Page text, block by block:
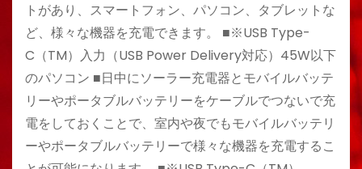
トがあり、スマートフォン、パソコン、タブレットな
ど、様々な機器を充電できます。 ■※USB Type-
C（TM）入力（USB Power Delivery対応）45W以下
のパソコン ■日中にソーラー充電器とモバイルバッテ
リーやポータブルバッテリーをケーブルでつないで充
電をしておくことで、室内や夜でもモバイルバッテリ
ーやポータブルバッテリーで様々な機器を充電するこ